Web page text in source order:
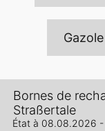
Gazole
Bornes de
Straßertale
État à 08.08.2026 -